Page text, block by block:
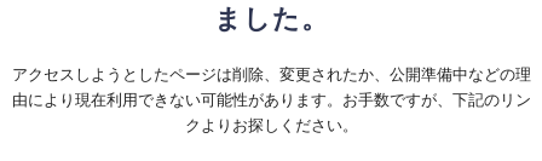
ました。
アクセスしようとしたページは削除、変更されたか、公開準備中などの理
由により現在利用できない可能性があります。お手数ですが、下記のリン
クよりお探しください。